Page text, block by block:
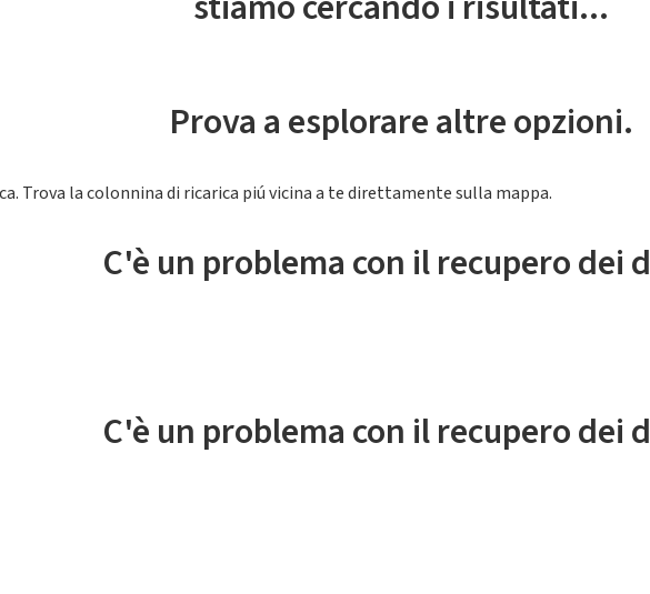
Prova a esplorare altre opzioni.
Trova la colonnina di ricarica piú vicina a te direttamente sulla mappa.
C'è un problema con il recupero dei
C'è un problema con il recupero dei